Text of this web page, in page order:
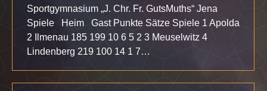
Sportgymnasium „J. Chr. Fr. GutsMuths“ Jena
Spiele Heim Gast Punkte Sätze Spiele 1 Apolda
2 Ilmenau 185 199 10 6 5 2 3 Meuselwitz 4
Lindenberg 219 100 14 1 7…